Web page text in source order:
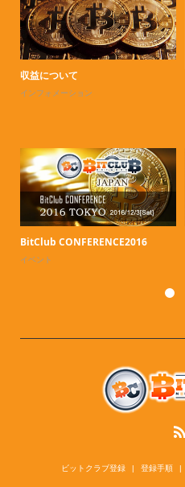
収益について
インフォメーション
BitClub CONFERENCE2016
イベント
ビットクラブ登録 登録手順